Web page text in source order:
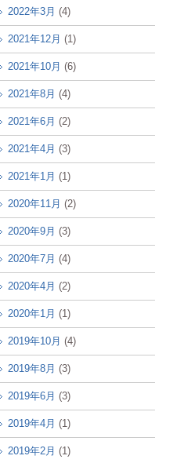
2022年3月 (4)
2021年12月 (1)
2021年10月 (6)
2021年8月 (4)
2021年6月 (2)
2021年4月 (3)
2021年1月 (1)
2020年11月 (2)
2020年9月 (3)
2020年7月 (4)
2020年4月 (2)
2020年1月 (1)
2019年10月 (4)
2019年8月 (3)
2019年6月 (3)
2019年4月 (1)
2019年2月 (1)